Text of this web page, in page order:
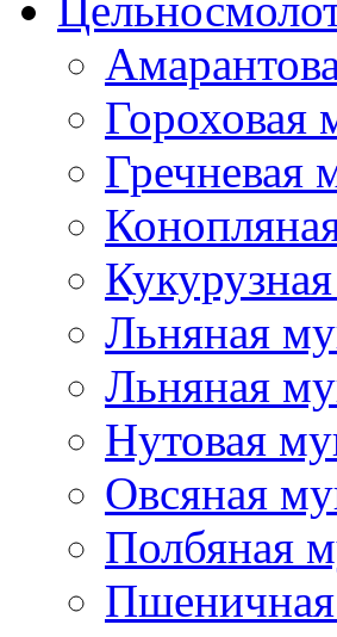
Гороховая
Гречневая
Льняная
Льняная
Нутовая
Овсяная
Полбяная
Пшеничная